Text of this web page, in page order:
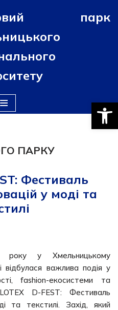
парк
ПАРКУ
Фестиваль
у моді та
у Хмельницькому
відбулася важлива подія у
fashion-екосистеми та
D-FEST: Фестиваль
та текстилі. Захід, який